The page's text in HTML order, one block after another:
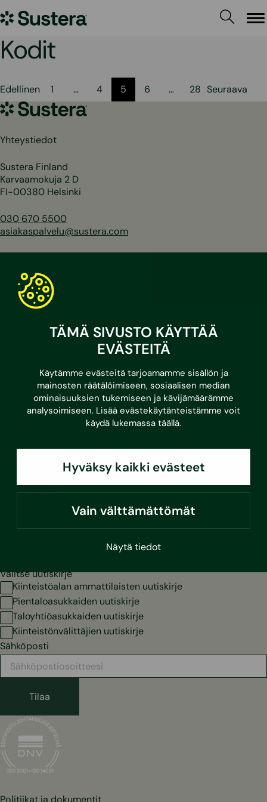
TÄMÄ SIVUSTO KÄYTTÄÄ
EVÄSTEITÄ
Käytämme evästeitä tarjoamamme sisällön ja
mainosten räätälöimiseen, sosiaalisen median
ominaisuuksien tukemiseen ja kävijämäärämme
analysoimiseen. Lisää evästekäytänteistämme voit
käydä lukemassa täällä.
Hyväksy kaikki evästeet
Vain välttämättömät
Näytä tiedot
sisältöön
Sustera
Kodit
Artikkelien
sivutus
Edellinen 1 … 4 5 6 … 28 Seuraava
Sustera
Yhteystiedot
Sustera Finland
Karvaamokuja 2 D
FI-00380 Helsinki
030 670 5500
asiakaspalvelu@sustera.com
Puhelut 030/010-alkuisiin numeroihin hinnoitellaan
soittavan operaattorin mukaan.
Facebook
Instagram
Youtube
Yritykset
Referenssit
Ajankohtaista
Vastuullisuus
Valitse uutiskirje
Kiinteistöalan ammattilaisten uutiskirje
Pientaloasukkaiden uutiskirje
Taloyhtiöasukkaiden uutiskirje
Kiinteistönvälittäjien uutiskirje
Sähköposti